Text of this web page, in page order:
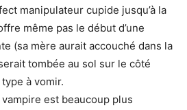
manipulateur cupide jusqu’à la
même pas le début d’une
(sa mère aurait accouché dans la
tombée au sol sur le côté
à vomir.
est beaucoup plus